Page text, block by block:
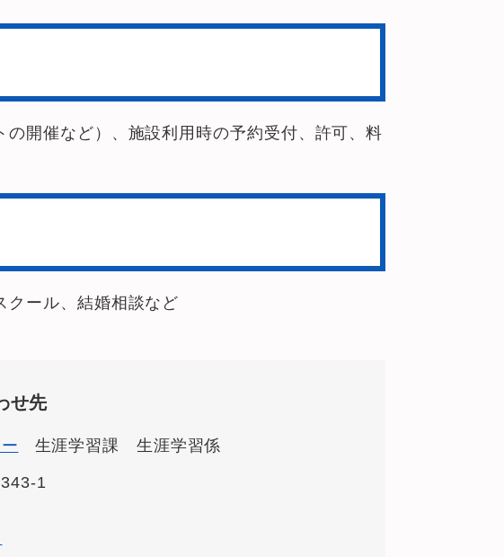
開催など）、施設利用時の予約受付、許可、料
クール、結婚相談など
せ先
生涯学習課 生涯学習係
1